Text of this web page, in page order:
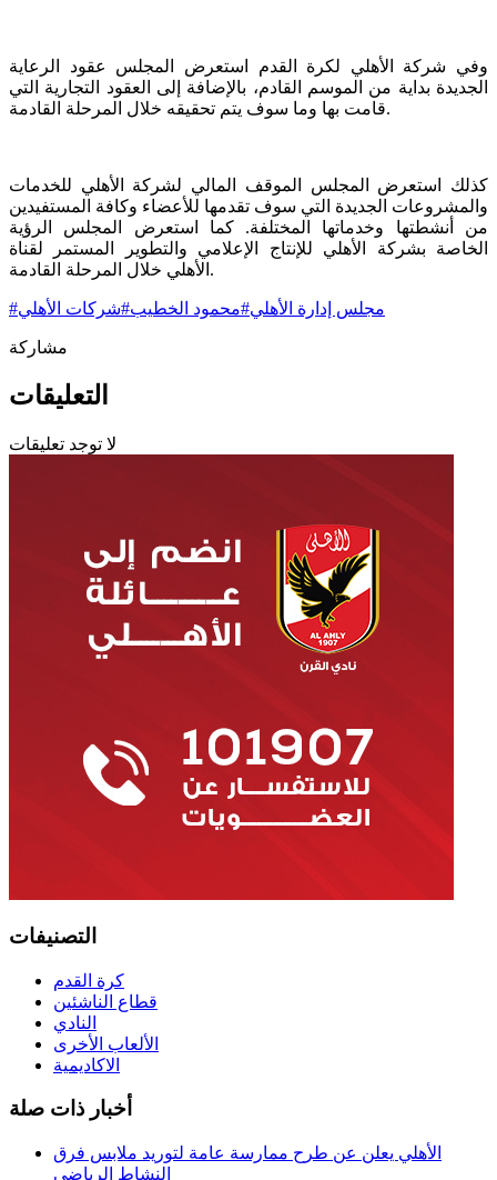
وفي شركة الأهلي لكرة القدم استعرض المجلس عقود الرعاية
الجديدة بداية من الموسم القادم، بالإضافة إلى العقود التجارية التي
قامت بها وما سوف يتم تحقيقه خلال المرحلة القادمة.
كذلك استعرض المجلس الموقف المالي لشركة الأهلي للخدمات
والمشروعات الجديدة التي سوف تقدمها للأعضاء وكافة المستفيدين
من أنشطتها وخدماتها المختلفة. كما استعرض المجلس الرؤية
الخاصة بشركة الأهلي للإنتاج الإعلامي والتطوير المستمر لقناة
الأهلي خلال المرحلة القادمة.
# مجلس إدارة الأهلي#محمود الخطيب#شركات الأهلي
مشاركة
التعليقات
لا توجد تعليقات
التصنيفات
كرة القدم
قطاع الناشئين
النادي
الألعاب الأخرى
الاكاديمية
أخبار ذات صلة
الأهلي يعلن عن طرح ممارسة عامة لتوريد ملابس فرق
النشاط الرياضي